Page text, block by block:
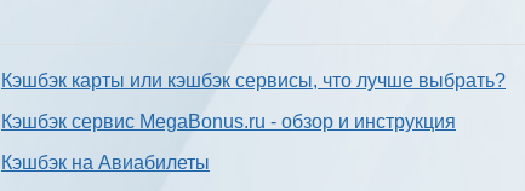
Кэшбэк карты или кэшбэк сервисы, что лучше выбрать?
Кэшбэк сервис MegaBonus.ru - обзор и инструкция
Кэшбэк на Авиабилеты